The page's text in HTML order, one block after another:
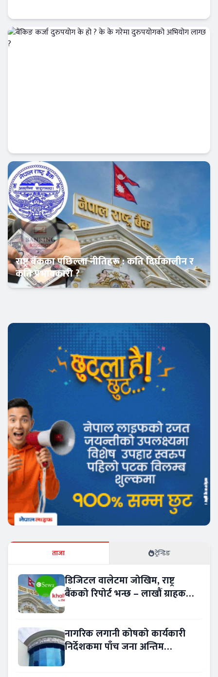
Banner News
आजको विशेष
राष्ट्र बैंकका पछिल्ला नीतिहरू : कति दिर्घकालीन र
कति प्रभावकारी ?
ताजा ट्रेन्डिङ
डिजिटल वालेटमा जोखिम, राष्ट्र
बैंकको रिपोर्ट भन्छ – लाखौं ग्राहकको
नागरिक लगानी कोषको कार्यकारी
निर्देशकमा पाँच जना अन्तिम